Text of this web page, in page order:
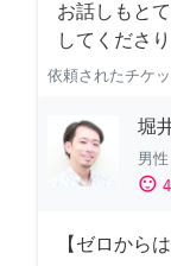
お話しもと
してくださ
依頼されたチケッ
堀
男性
sentiment_satisfied 4
【ゼロから